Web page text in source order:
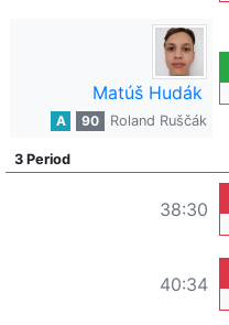
Matúš Hudák
A 90 Roland Ruščák
3 Period
38:30
40:34